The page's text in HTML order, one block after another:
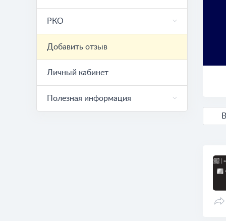
РКО
Добавить отзыв
Личный кабинет
Полезная информация